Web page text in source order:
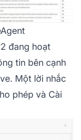
đang hoạt
tin bên cạnh
Một lời nhắc
phép và Cài